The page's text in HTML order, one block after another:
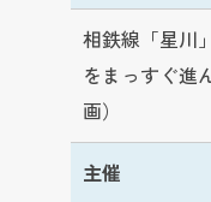
相鉄線「星川
をまっすぐ進
画）
主催